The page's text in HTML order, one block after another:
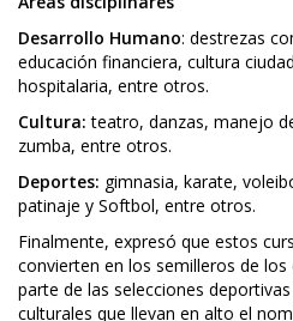
Desarrollo Humano: destrezas
educación financiera, cultura
hospitalaria, entre otros.
Cultura: teatro, danzas, manejo
zumba, entre otros.
Deportes: gimnasia, karate,
patinaje y Softbol, entre otros.
Finalmente, expresó que estos
convierten en los semilleros de
parte de las selecciones
culturales que llevan en alto el